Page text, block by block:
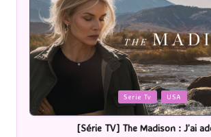
Posted
in
Serie Tv USA
[Série TV] The Madison : J’ai